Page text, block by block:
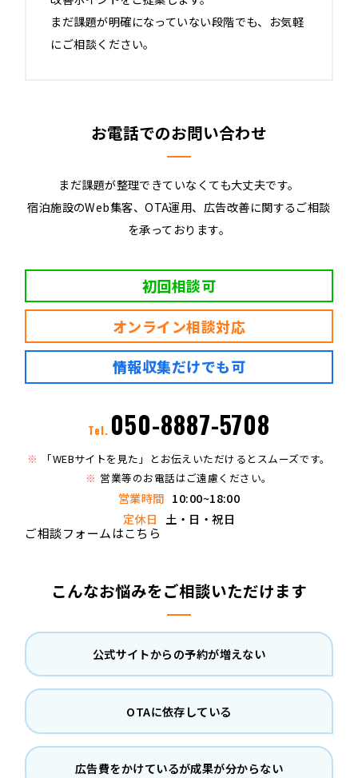
まだ課題が明確になっていない段階でも、お気軽
にご相談ください。
お電話でのお問い合わせ
まだ課題が整理できていなくても大丈夫です。
宿泊施設のWeb集客、OTA運用、広告改善に関するご相談
を承っております。
初回相談可
オンライン相談対応
情報収集だけでも可
Tel. 050-8887-5708
「WEBサイトを見た」とお伝えいただけるとスムーズです。
営業等のお電話はご遠慮ください。
営業時間 10:00~18:00
定休日
土・日・祝日
ご相談フォームはこちら
こんなお悩みをご相談いただけます
公式サイトからの予約が増えない
OTAに依存している
広告費をかけているが成果が分からない